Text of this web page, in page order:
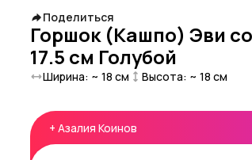
Поделиться
Горшок (Кашпо) Эви со
17.5 см Голубой
Ширина: ~ 18 см Высота: ~ 18 см
+ Азалия Коинов